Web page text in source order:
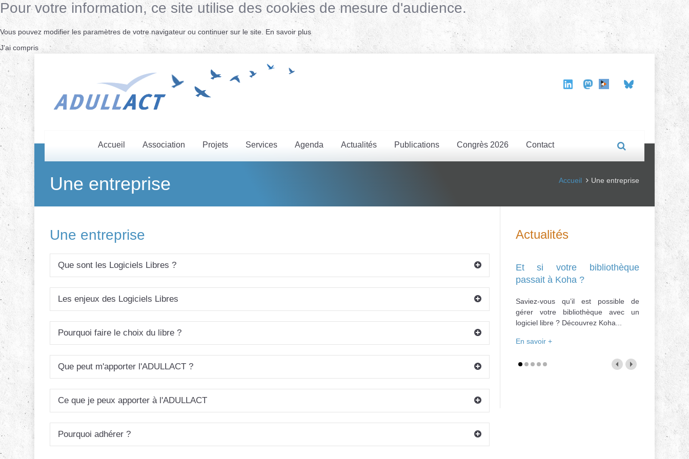
Pour votre information, ce site utilise des cookies de mesure d'audience.
Vous pouvez modifier les paramètres de votre navigateur ou continuer sur le site. En savoir plus
J'ai compris
Accueil Association Projets Services Agenda Actualités Publications Congrès 2026 Contact
Une entreprise Accueil Une entreprise
Une entreprise
Que sont les Logiciels Libres ?
Les enjeux des Logiciels Libres
Pourquoi faire le choix du libre ?
Que peut m'apporter l'ADULLACT ?
Ce que je peux apporter à l'ADULLACT
Pourquoi adhérer ?
Actualités
Et si votre bibliothèque
passait à Koha ?
Saviez-vous qu’il est possible de
gérer votre bibliothèque avec un
logiciel libre ? Découvrez Koha...
En savoir +